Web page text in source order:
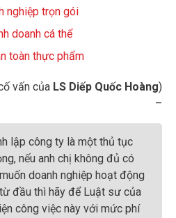
nghiệp trọn gói
doanh cá thể
toàn thực phẩm
vấn của LS Diếp Quốc Hoàng)
–
lập công ty là một thủ tục
nếu anh chị không đủ có
doanh nghiệp hoạt động
đầu thì hãy để Luật sư của
công việc này với mức phí